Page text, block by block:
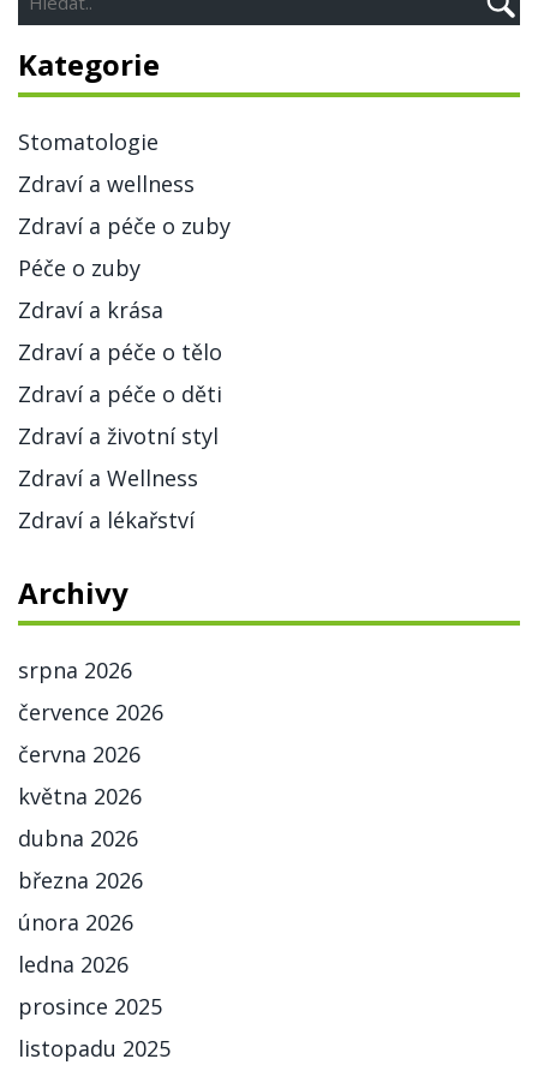
Kategorie
Stomatologie
Zdraví a wellness
Zdraví a péče o zuby
Péče o zuby
Zdraví a krása
Zdraví a péče o tělo
Zdraví a péče o děti
Zdraví a životní styl
Zdraví a Wellness
Zdraví a lékařství
Archivy
srpna 2026
července 2026
června 2026
května 2026
dubna 2026
března 2026
února 2026
ledna 2026
prosince 2025
listopadu 2025